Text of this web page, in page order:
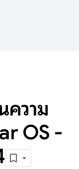
ความ
OS -